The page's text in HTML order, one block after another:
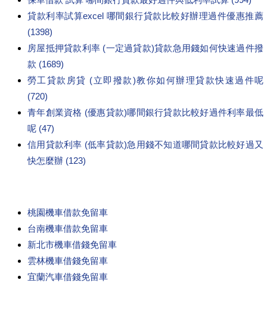
貸款利率試算excel 哪間銀行貸款比較好辦理過件優惠推薦
(1398)
房屋抵押貸款利率 (一定過貸款)貸款急用錢如何快速過件撥
款 (1689)
勞工貸款房貸 (立即撥款)教你如何辦理貸款快速過件呢
(720)
青年創業資格 (優惠貸款)哪間銀行貸款比較好過件利率最低
呢 (47)
信用貸款利率 (低率貸款)急用錢不知道哪間貸款比較好過又
快怎麼辦 (123)
桃園機車借款免留車
台南機車借款免留車
新北市機車借錢免留車
雲林機車借錢免留車
宜蘭汽車借錢免留車